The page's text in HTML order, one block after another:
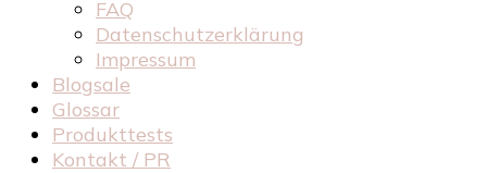
FAQ
Datenschutzerklärung
Impressum
Blogsale
Glossar
Produkttests
Kontakt / PR